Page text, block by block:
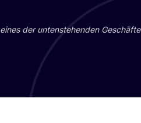
der unten­ste­hen­den Geschäf­te